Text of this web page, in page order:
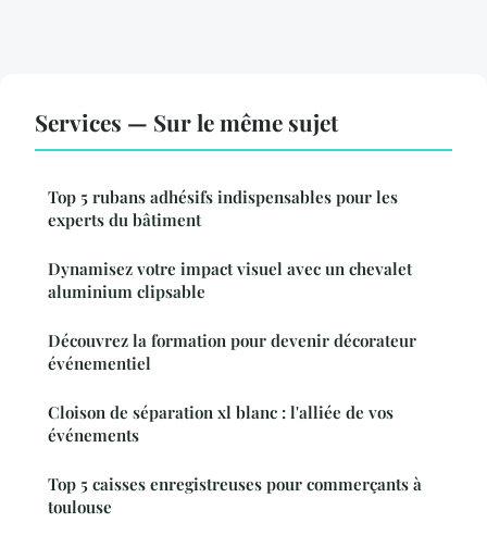
Services — Sur le même sujet
Top 5 rubans adhésifs indispensables pour les
experts du bâtiment
Dynamisez votre impact visuel avec un chevalet
aluminium clipsable
Découvrez la formation pour devenir décorateur
événementiel
Cloison de séparation xl blanc : l'alliée de vos
événements
Top 5 caisses enregistreuses pour commerçants à
toulouse